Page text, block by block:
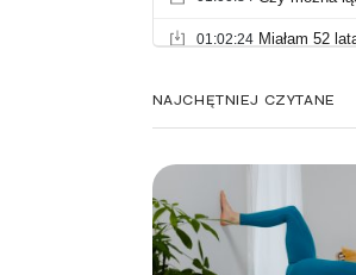
NAJCHĘTNIEJ CZYTANE